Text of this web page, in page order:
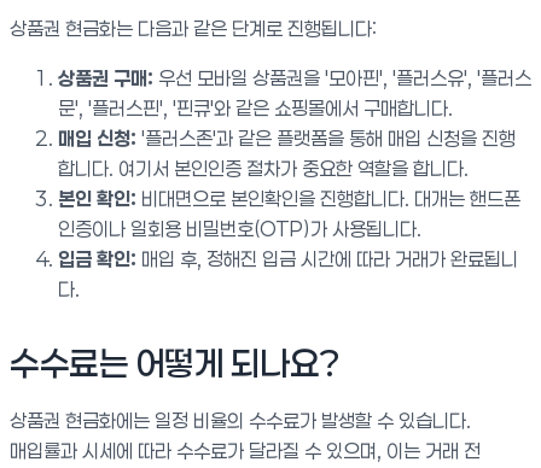
상품권 현금화는 다음과 같은 단계로 진행됩니다:
상품권 구매: 우선 모바일 상품권을 '모아핀', '플러스유', '플러스
문', '플러스핀', '핀큐'와 같은 쇼핑몰에서 구매합니다.
매입 신청: '플러스존'과 같은 플랫폼을 통해 매입 신청을 진행
합니다. 여기서 본인인증 절차가 중요한 역할을 합니다.
본인 확인: 비대면으로 본인확인을 진행합니다. 대개는 핸드폰
인증이나 일회용 비밀번호(OTP)가 사용됩니다.
입금 확인: 매입 후, 정해진 입금 시간에 따라 거래가 완료됩니
다.
수수료는 어떻게 되나요?
상품권 현금화에는 일정 비율의 수수료가 발생할 수 있습니다.
매입률과 시세에 따라 수수료가 달라질 수 있으며, 이는 거래 전